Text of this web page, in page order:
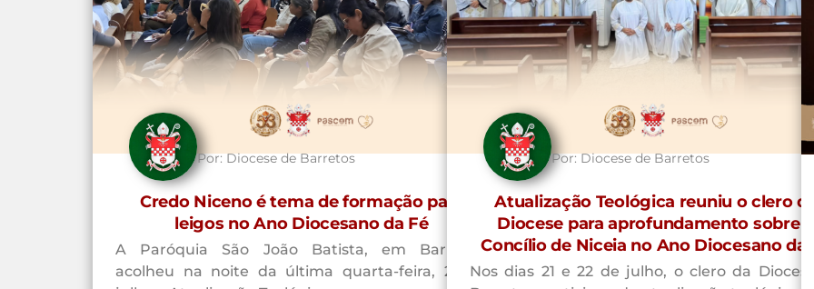
Por:Diocese de Barretos
Credo Niceno é tema de formação para
leigos no Ano Diocesano da Fé
A Paróquia São João Batista, em Barretos,
acolheu na noite da última quarta-feira, 22 de
Por:Diocese de Barretos
Atualização Teológica reuniu o clero da
Diocese para aprofundamento sobre o
Concílio de Niceia no Ano Diocesano da
Nos dias 21 e 22 de julho, o clero da